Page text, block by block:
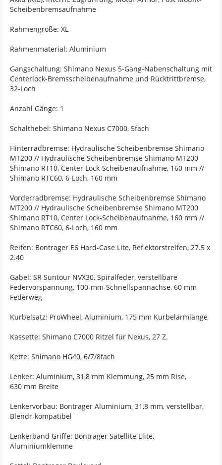
Scheibenbremsaufnahme
Rahmengröße: XL
Rahmenmaterial: Aluminium
Gangschaltung: Shimano Nexus 5-Gang-Nabenschaltung mit
Centerlock-Bremsscheibenaufnahme und Rücktrittbremse,
32-Loch
Anzahl Gänge: 1
Schalthebel: Shimano Nexus C7000, 5fach
Hinterradbremse: Hydraulische Scheibenbremse Shimano
MT200 // Hydraulische Scheibenbremse Shimano MT200
Shimano RT10, Center Lock-Scheibenaufnahme, 160 mm //
Shimano RTC60, 6-Loch, 160 mm
Vorderradbremse: Hydraulische Scheibenbremse Shimano
MT200 // Hydraulische Scheibenbremse Shimano MT200
Shimano RT10, Center Lock-Scheibenaufnahme, 160 mm //
Shimano RTC60, 6-Loch, 160 mm
Reifen: Bontrager E6 Hard-Case Lite, Reflektorstreifen, 27.5 x
2.40
Gabel: SR Suntour NVX30, Spiralfeder, verstellbare
Federvorspannung, 100-mm-Schnellspannachse, 60 mm
Federweg
Kurbelsatz: ProWheel, Aluminium, 175 mm Kurbelarmlänge
Kassette: Shimano C7000 Ritzel für Nexus, 27 Z.
Kette: Shimano HG40, 6/7/8fach
Lenker: Aluminium, 31,8 mm Klemmung, 25 mm Rise,
630 mm Breite
Lenkervorbau: Bontrager Aluminium, 31,8 mm, verstellbar,
Blendr-kompatibel
Lenkerband Griffe: Bontrager Satellite Elite,
Aluminiumklemme